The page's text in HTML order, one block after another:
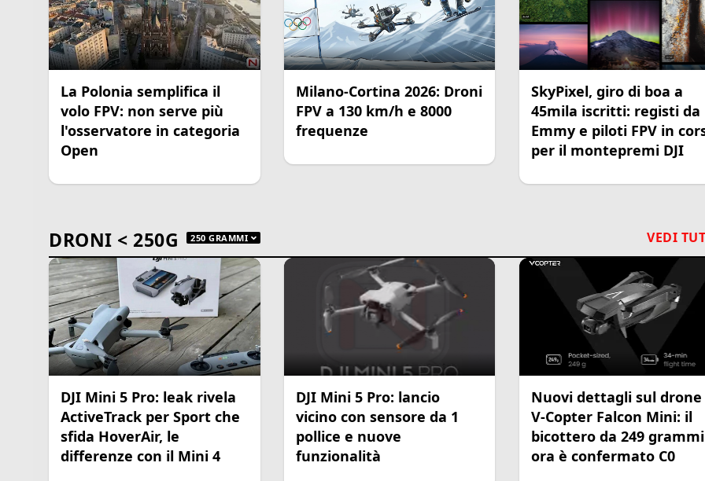
La Polonia semplifica il
volo FPV: non serve più
l'osservatore in categoria
Open
Milano-Cortina 2026: Droni
FPV a 130 km/h e 8000
frequenze
SkyPixel, giro di boa a
45mila iscritti: registi da
Emmy e piloti FPV in
per il montepremi DJI
DRONI < 250G 250 GRAMMI VEDI
DJI Mini 5 Pro: leak rivela
ActiveTrack per Sport che
sfida HoverAir, le
differenze con il Mini 4
DJI Mini 5 Pro: lancio
vicino con sensore da 1
pollice e nuove
funzionalità
Nuovi dettagli sul drone
V-Copter Falcon Mini: il
bicottero da 249 grammi
ora è confermato C0